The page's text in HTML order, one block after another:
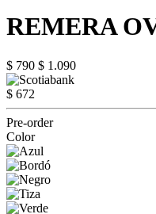
REMERA
$ 790 $ 1.090
$ 672
Pre-order
Color